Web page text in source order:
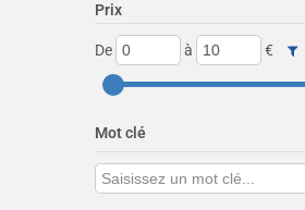
Prix
De à €
Mot clé